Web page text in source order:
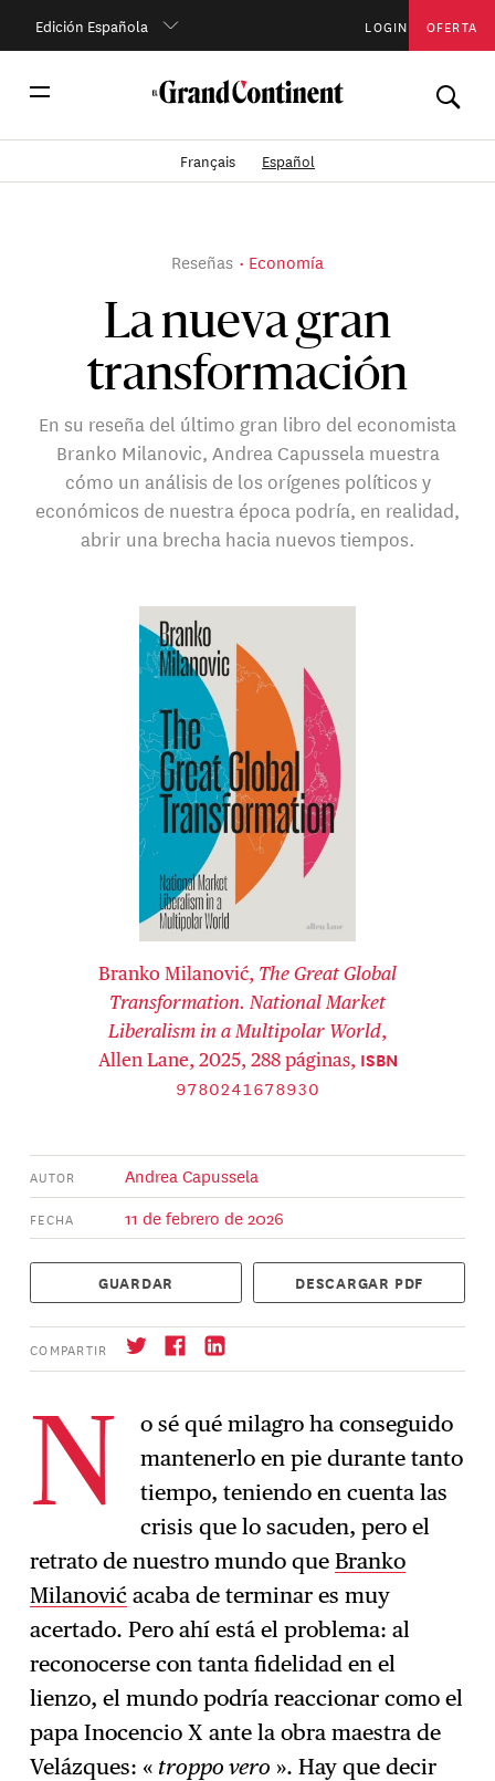
Edición Española LOGIN OFERTA
Français Español
La nueva gran
transformación
En su reseña del último gran libro del economista
Branko Milanovic, Andrea Capussela muestra
cómo un análisis de los orígenes políticos y
económicos de nuestra época podría, en realidad,
abrir una brecha hacia nuevos tiempos.
Reseñas Economía
Branko Milanović, The Great Global
Transformation. National Market
Liberalism in a Multipolar World,
Allen Lane, 2025, 288 páginas, ISBN
9780241678930
AUTOR Andrea Capussela
FECHA 11 de febrero de 2026
GUARDAR DESCARGAR PDF
COMPARTIR
N
o sé qué milagro ha conseguido
mantenerlo en pie durante tanto
tiempo, teniendo en cuenta las
crisis que lo sacuden, pero el
retrato de nuestro mundo queBranko
Milanović acaba de terminar es muy
acertado. Pero ahí está el problema: al
reconocerse con tanta fidelidad en el
lienzo, el mundo podría reaccionar como el
papa Inocencio X ante la obra maestra de
Velázques: « troppo vero ». Hay que decir